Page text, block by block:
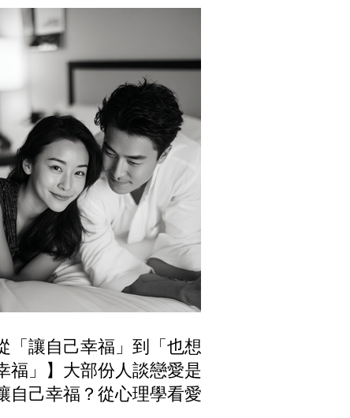
「讓自己幸福」到「也想讓
福」】大部份人談戀愛是為
自己幸福？從心理學看愛情